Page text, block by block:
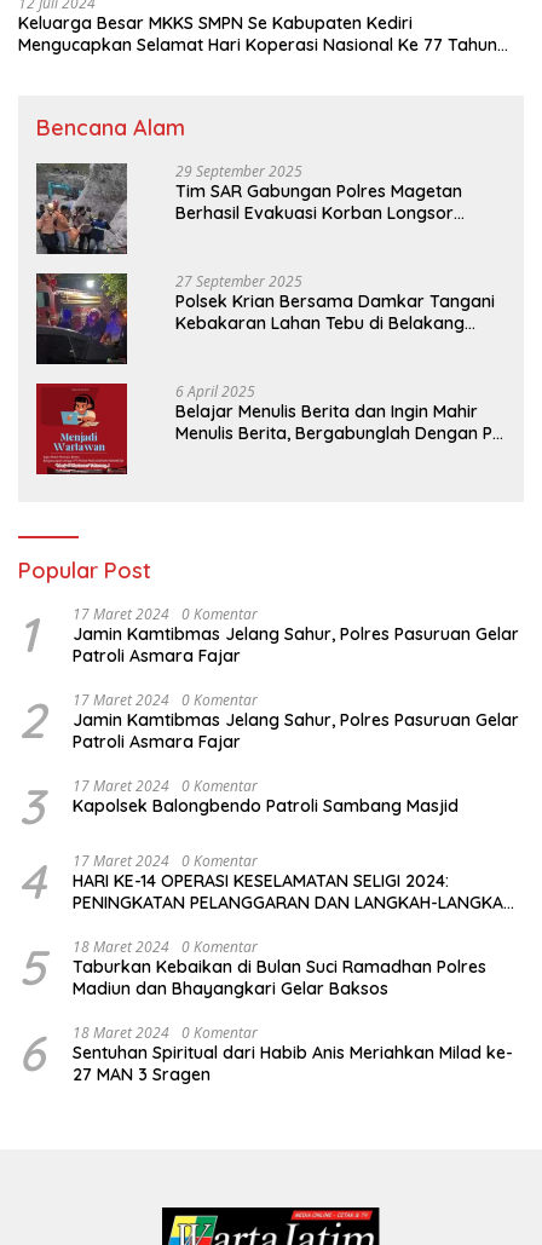
Keluarga Besar MKKS SMPN Se Kabupaten Kediri
Mengucapkan Selamat Hari Koperasi Nasional Ke 77 Tahun
Bencana Alam
29 September 2025
Tim SAR Gabungan Polres Magetan
Berhasil Evakuasi Korban Longsor
27 September 2025
Polsek Krian Bersama Damkar Tangani
Kebakaran Lahan Tebu di Belakang
6 April 2025
Belajar Menulis Berita dan Ingin Mahir
Menulis Berita, Bergabunglah Dengan PT
Popular Post
1 17 Maret 2024 0 Komentar
Jamin Kamtibmas Jelang Sahur, Polres Pasuruan Gelar
Patroli Asmara Fajar
2 17 Maret 2024 0 Komentar
Jamin Kamtibmas Jelang Sahur, Polres Pasuruan Gelar
Patroli Asmara Fajar
3 17 Maret 2024 0 Komentar
Kapolsek Balongbendo Patroli Sambang Masjid
4 17 Maret 2024 0 Komentar
HARI KE-14 OPERASI KESELAMATAN SELIGI 2024:
PENINGKATAN PELANGGARAN DAN LANGKAH-LANGKAH
5 18 Maret 2024 0 Komentar
Taburkan Kebaikan di Bulan Suci Ramadhan Polres
Madiun dan Bhayangkari Gelar Baksos
6 18 Maret 2024 0 Komentar
Sentuhan Spiritual dari Habib Anis Meriahkan Milad ke-
27 MAN 3 Sragen